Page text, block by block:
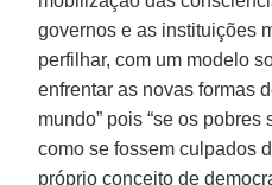
governos e as instituições
perfilhar, com um modelo
enfrentar as novas formas
mundo” pois “se os
como se fossem culpados
próprio conceito de